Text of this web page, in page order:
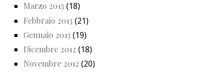
Marzo 2013 (18)
Febbraio 2013 (21)
Gennaio 2013 (19)
Dicembre 2012 (18)
Novembre 2012 (20)